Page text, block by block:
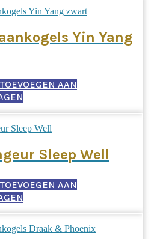
Yin Yang
TOEVOEGEN AAN
Sleep Well
TOEVOEGEN AAN